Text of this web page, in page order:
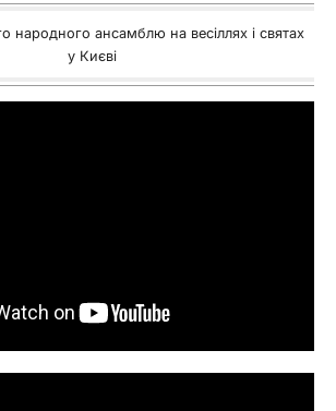
народного ансамблю на весіллях і святах
у Києві